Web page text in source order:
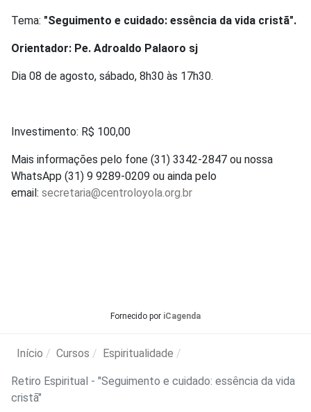
Tema: "Seguimento e cuidado: essência da vida cristã".
Orientador: Pe. Adroaldo Palaoro sj
Dia 08 de agosto, sábado, 8h30 às 17h30.
Investimento: R$ 100,00
Mais informações pelo fone (31) 3342-2847 ou nossa
WhatsApp (31) 9 9289-0209 ou ainda pelo
email: secretaria@centroloyola.org.br
Fornecido por iCagenda
Início Cursos Espiritualidade
Retiro Espiritual - "Seguimento e cuidado: essência da vida
cristã"